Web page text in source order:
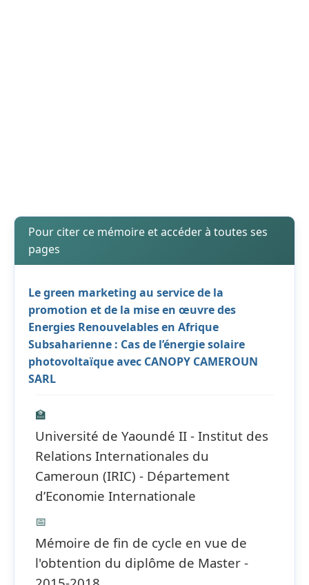
Pour citer ce mémoire et accéder à toutes ses
pages
Le green marketing au service de la
promotion et de la mise en œuvre des
Energies Renouvelables en Afrique
Subsaharienne : Cas de l’énergie solaire
photovoltaïque avec CANOPY CAMEROUN
SARL
🏫
Université de Yaoundé II - Institut des
Relations Internationales du
Cameroun (IRIC) - Département
d’Economie Internationale
📅
Mémoire de fin de cycle en vue de
l'obtention du diplôme de Master -